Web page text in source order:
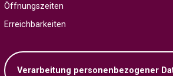
Öffnungszeiten
Erreichbarkeiten
Verarbeitung personenbezogener